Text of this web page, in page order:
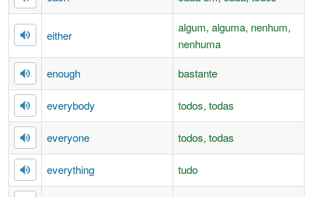
either
algum, alguma, nenhum,
nenhuma
enough
bastante
everybody todos, todas
everyone todos, todas
everything tudo